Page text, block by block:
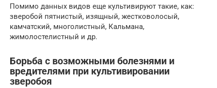
Помимо данных видов еще культивируют такие, как:
зверобой пятнистый, изящный, жестковолосый,
камчатский, многолистный, Кальмана,
жимолостелистный и др.
Борьба с возможными болезнями и
вредителями при культивировании
зверобоя